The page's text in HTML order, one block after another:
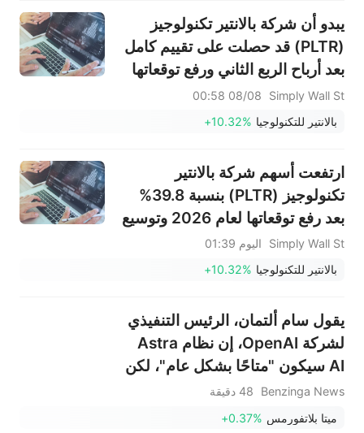
يبدو أن شركة بالانتير تكنولوجيز
(PLTR) قد حصلت على تقييم كامل
بعد أرباح الربع الثاني ورفع توقعاتها
لعام 2026.
Simply Wall St
08/08 00:58
بالانتير للتكنولوجيا +10.32%
ارتفعت أسهم شركة بالانتير
تكنولوجيز (PLTR) بنسبة 39.8%
بعد رفع توقعاتها لعام 2026 وتوسيع
صفقة أنظمة ميركوري
Simply Wall St
اليوم 01:39
بالانتير للتكنولوجيا +10.32%
يقول سام ألتمان، الرئيس التنفيذي
لشركة OpenAI، إن نظام Astra
AI سيكون "متاحًا بشكل عام"، لكن
القدرات السيبرانية تتطلب المزيد
من العمل على السلامة.
Benzinga News
48 دقيقة
ميتا بلاتفورمس +0.37%